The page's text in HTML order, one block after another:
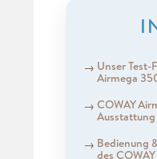
Unser Test-
Airmega
COWAY
Bedienung
des